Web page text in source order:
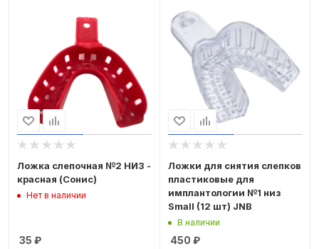
Ложка слепочная №2 НИЗ -
красная (Сонис)
Нет в наличии
35 ₽
Ложки для снятия слепков
пластиковые для
имплантологии №1 низ
Small (12 шт) JNB
В наличии
450 ₽